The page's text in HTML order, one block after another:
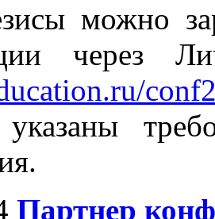
можно
через
указаны
Партнер